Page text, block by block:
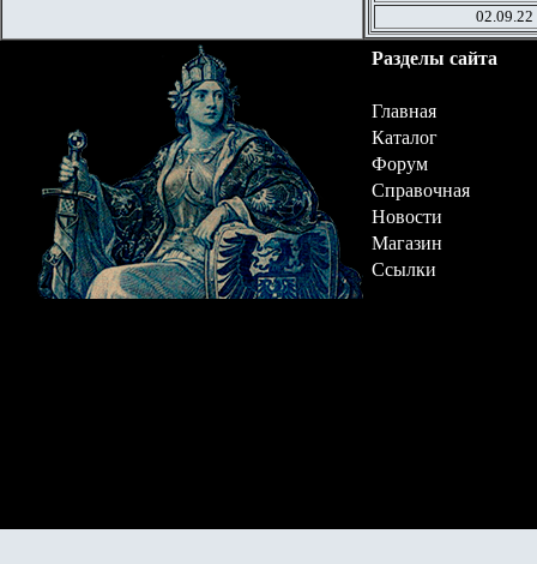
02.09.22
Разделы сайта
Главная
Каталог
Форум
Справочная
Новости
Магазин
Ссылки